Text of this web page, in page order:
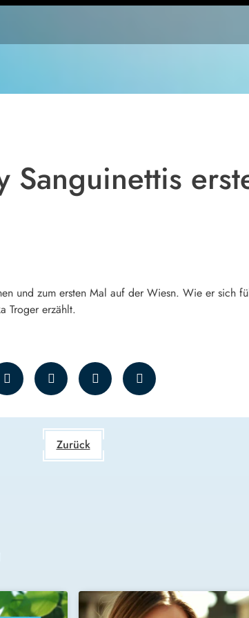
Sanguinettis
und zum ersten Mal auf der Wiesn. Wie er sich
Troger erzählt.
Zurück